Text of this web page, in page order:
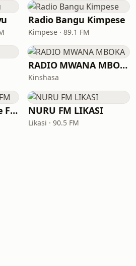
Radio Bangu Kimpese
Kimpese · 89.1 FM
RADIO MWANA MBOKA
Kinshasa
Nouvelle Tendance FM NURU FM LIKASI
Likasi · 90.5 FM